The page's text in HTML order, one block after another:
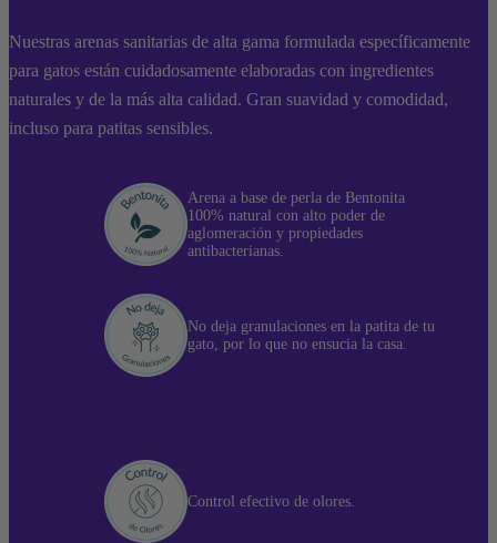
Nuestras arenas sanitarias de alta gama formulada específicamente
para gatos están cuidadosamente elaboradas con ingredientes
naturales y de la más alta calidad. Gran suavidad y comodidad,
incluso para patitas sensibles.
Arena a base de perla de Bentonita
100% natural con alto poder de
aglomeración y propiedades
antibacterianas.
No deja granulaciones en la patita de tu
gato, por lo que no ensucia la casa.
Control efectivo de olores.